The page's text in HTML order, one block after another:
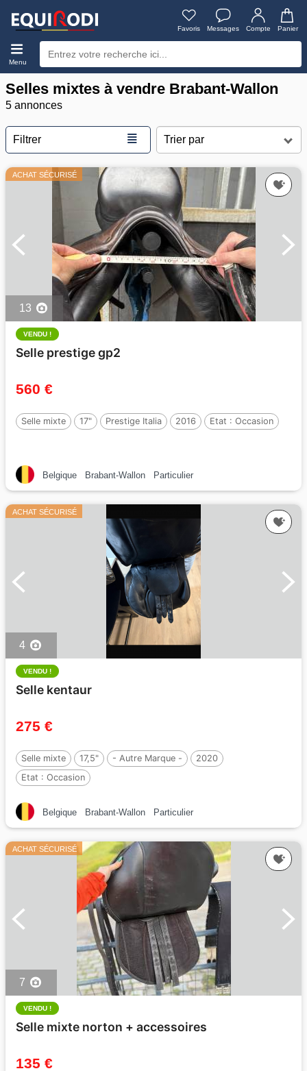
Favoris Messages Compte Panier
Menu
Selles mixtes à vendre Brabant-Wallon
5 annonces
Filtrer ≣
ACHAT SÉCURISÉ
13
VENDU !
Selle prestige gp2
560 €
Selle mixte 17" Prestige Italia 2016 Etat : Occasion
Belgique Brabant-Wallon Particulier
ACHAT SÉCURISÉ
4
VENDU !
Selle kentaur
275 €
Selle mixte 17,5" - Autre Marque -
2020
Etat : Occasion
Belgique Brabant-Wallon Particulier
ACHAT SÉCURISÉ
7
VENDU !
Selle mixte norton + accessoires
135 €